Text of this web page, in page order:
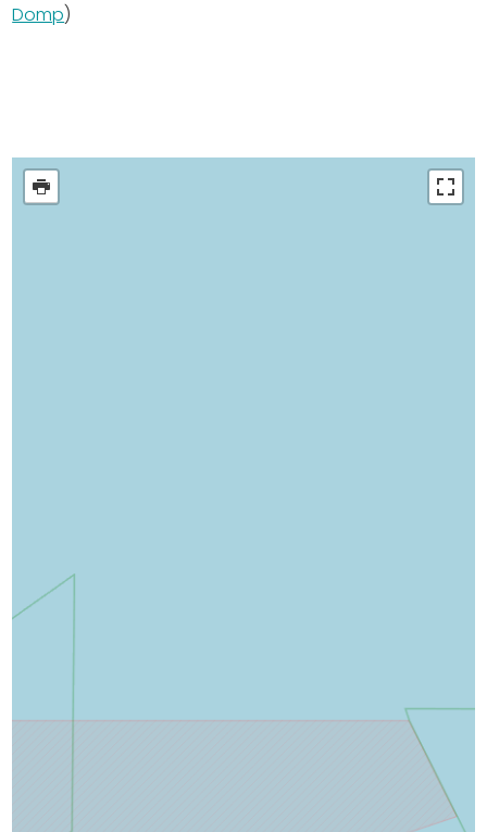
Interactieve plattegrond van Sneek
Domp)